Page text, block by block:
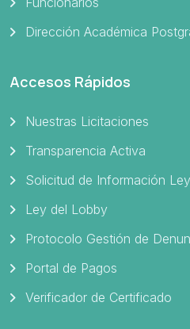
Dirección Académica
Accesos Rápidos
Nuestras Licitaciones
Transparencia Activa
Solicitud de Información
Ley del Lobby
Protocolo Gestión de
Portal de Pagos
Verificador de Certificado